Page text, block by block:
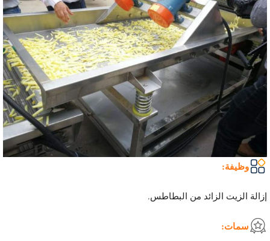
وظيفة:
إزالة الزيت الزائد من البطاطس.
سمات: